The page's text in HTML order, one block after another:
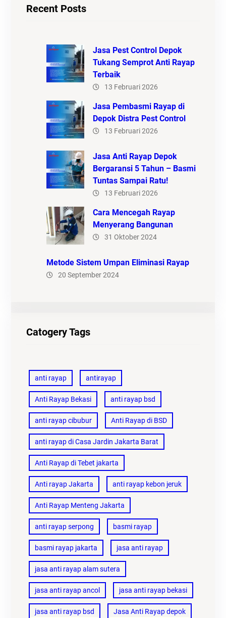
Recent Posts
Jasa Pest Control Depok
Tukang Semprot Anti Rayap
Terbaik
13 Februari 2026
Jasa Pembasmi Rayap di
Depok Distra Pest Control
13 Februari 2026
Jasa Anti Rayap Depok
Bergaransi 5 Tahun – Basmi
Tuntas Sampai Ratu!
13 Februari 2026
Cara Mencegah Rayap
Menyerang Bangunan
31 Oktober 2024
Metode Sistem Umpan Eliminasi Rayap
20 September 2024
Catogery Tags
anti rayap antirayap
Anti Rayap Bekasi anti rayap bsd
anti rayap cibubur Anti Rayap di BSD
anti rayap di Casa Jardin Jakarta Barat
Anti Rayap di Tebet jakarta
Anti rayap Jakarta anti rayap kebon jeruk
Anti Rayap Menteng Jakarta
anti rayap serpong basmi rayap
basmi rayap jakarta jasa anti rayap
jasa anti rayap alam sutera
jasa anti rayap ancol jasa anti rayap bekasi
jasa anti rayap bsd Jasa Anti Rayap depok